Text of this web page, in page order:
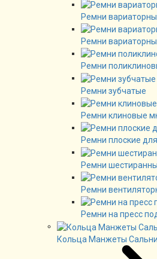
Ремни
Ремни
Ремни
Ремни зубчатые
Ремни клиновые
Ремни плоские
Ремни
Ремни
Ремни на пресс
Кольца Манжеты